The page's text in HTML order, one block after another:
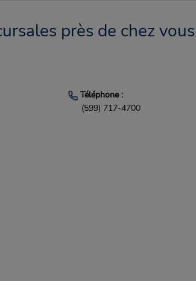
près de chez
Téléphone :
(599) 717-4700